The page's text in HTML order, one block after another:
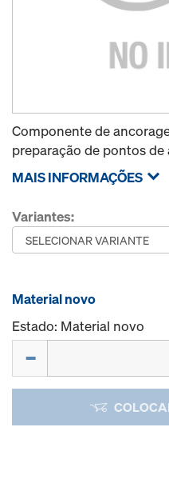
Componente de
preparação de pontos
MAIS INFORMAÇÕES
Variantes:
Material novo
Estado: Material novo